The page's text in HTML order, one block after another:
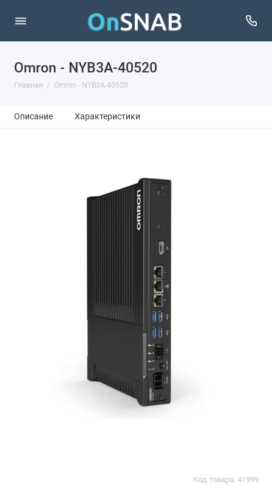
Omron - NYB3A-40520
Главная Omron - NYB3A-40520
Описание Характеристики
Код товара: 41999